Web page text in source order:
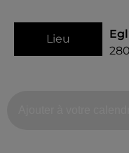
Lieu